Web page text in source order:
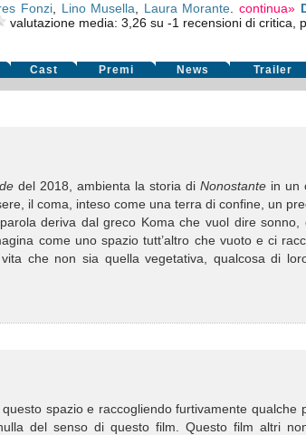
Fonzi, Lino Musella Laura Morante .continua»
valutazione media: 3,26 su -1 recensioni di critica,
Cast Premi News Trailer
del 2018, ambienta la storia di Nonostantein un
il coma, inteso come una terra di confine, un
deriva dal greco Koma che vuol dire
come uno spazio tutt’altro che vuoto e ci
che non sia quella vegetativa, qualcosa di
spazio e raccogliendo furtivamente qualche
del senso di questo film. Questo film altri